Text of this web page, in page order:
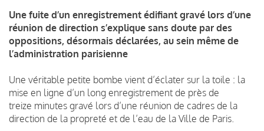
Une fuite d’un enregistrement édifiant gravé lors d’une
réunion de direction s’explique sans doute par des
oppositions, désormais déclarées, au sein même de
l’administration parisienne
Une véritable petite bombe vient d’éclater sur la toile : la
mise en ligne d’un long enregistrement de près de
treize minutes gravé lors d’une réunion de cadres de la
direction de la propreté et de l’eau de la Ville de Paris.